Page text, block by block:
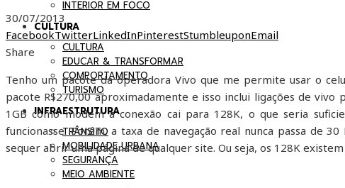
INTERIOR EM FOCO
CULTURA
CULTURA
EDUCAR & TRANSFORMAR
COMPORTAMENTO
TURISMO
INFRAESTRUTURA
TRÂNSITO
MOBILIDADE URBANA
SEGURANÇA
MEIO AMBIENTE
30/07/2013
FacebookTwitterLinkedInPinterestStumbleuponEmail
Share
Tenho um pacote da operadora Vivo que me permite usar o
pacote R$270,00 aproximadamente e isso inclui ligações de vivo
1GB como modem a conexão cai para 128K, o que seria
funcionasse. Porém, a taxa de navegação real nunca passa de
sequer abrir uma página de qualquer site. Ou seja, os 128K